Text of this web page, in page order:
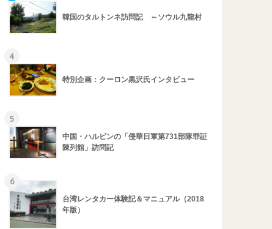
韓国のタルトンネ訪問記 ～ソウル九龍村
4
特別企画：クーロン黒沢氏インタビュー
5
中国・ハルビンの「侵華日軍第731部隊罪証
陳列館」訪問記
6
台湾レンタカー体験記＆マニュアル（2018
年版）